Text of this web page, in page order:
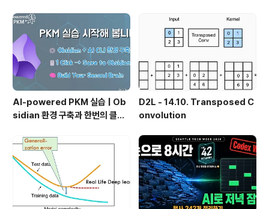
보에서 지식으로의 전환, 🛠️ 지식
관리 실패 패턴과 극복
AI-powered PKM 실습 | Ob
sidian 환경 구축과 한번의 클릭
(Web Clipper)
D2L - 14.10. Transposed C
onvolution